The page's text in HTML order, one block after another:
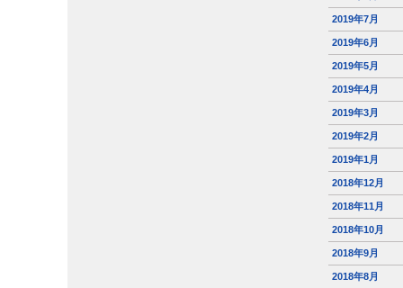
2019年7月
2019年6月
2019年5月
2019年4月
2019年3月
2019年2月
2019年1月
2018年12月
2018年11月
2018年10月
2018年9月
2018年8月